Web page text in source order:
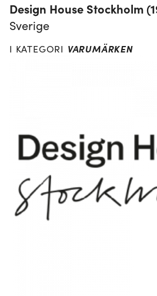
Design House Stockholm
Sverige
I KATEGORI VARUMÄRKEN